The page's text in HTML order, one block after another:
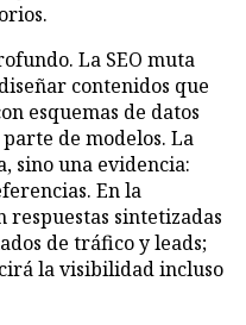
La SEO muta
contenidos que
esquemas de datos
de modelos. La
sino una evidencia:
En la
respuestas sintetizadas
de tráfico y leads;
la visibilidad incluso